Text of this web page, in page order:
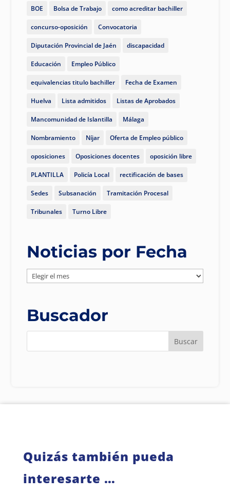
BOE Bolsa de Trabajo como acreditar bachiller
concurso-oposición Convocatoria
Diputación Provincial de Jaén discapacidad
Educación Empleo Público
equivalencias titulo bachiller Fecha de Examen
Huelva Lista admitidos Listas de Aprobados
Mancomunidad de Islantilla Málaga
Nombramiento Níjar Oferta de Empleo público
oposiciones Oposiciones docentes oposición libre
PLANTILLA Policía Local rectificación de bases
Sedes Subsanación Tramitación Procesal
Tribunales Turno Libre
Noticias por Fecha
Noticias
Fecha
Buscador
Quizás también pueda
interesarte …